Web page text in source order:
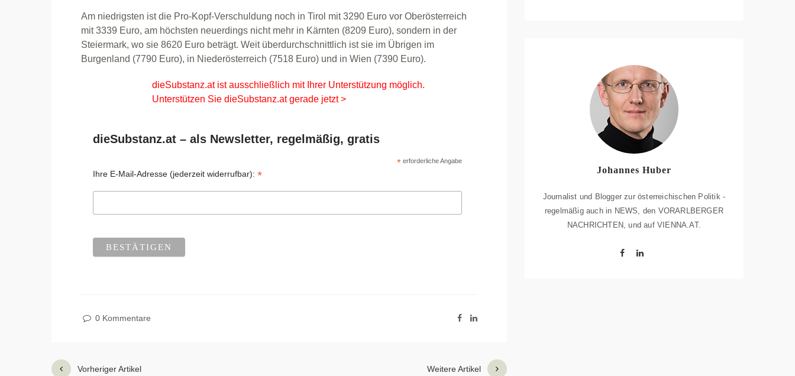
Am niedrigsten ist die Pro-Kopf-Verschuldung noch in Tirol mit 3290 Euro vor Oberösterreich
mit 3339 Euro, am höchsten neuerdings nicht mehr in Kärnten (8209 Euro), sondern in der
Steiermark, wo sie 8620 Euro beträgt. Weit überdurchschnittlich ist sie im Übrigen im
Burgenland (7790 Euro), in Niederösterreich (7518 Euro) und in Wien (7390 Euro).
dieSubstanz.at ist ausschließlich mit Ihrer Unterstützung möglich.
Unterstützen Sie dieSubstanz.at gerade jetzt >
dieSubstanz.at – als Newsletter, regelmäßig, gratis
* erforderliche Angabe
Ihre E-Mail-Adresse (jederzeit widerrufbar):*
0 Kommentare
Vorheriger Artikel Weitere Artikel
Johannes Huber
Journalist und Blogger zur österreichischen Politik -
regelmäßig auch in NEWS, den VORARLBERGER
NACHRICHTEN, und auf VIENNA.AT.